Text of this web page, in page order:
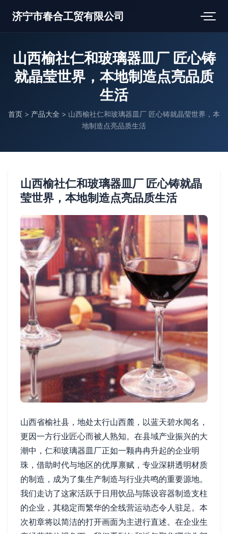
济宁市春合工贸有限公司
山西榆社仁和玻璃器皿厂 匠心铸
就晶莹世界，本地制造点亮品质
生活
首页 > 产品大全 > 山西榆社仁和玻璃器皿厂 匠心铸就晶莹世界，本
地制造点亮品质生活
山西榆社仁和玻璃器皿厂 匠心铸就晶
莹世界，本地制造点亮品质生活
山西省榆社县，地处太行山西麓，以蓝天碧水闻名，
更因一方行业匠心而被人熟知。在县域产业振兴的大
潮中，仁和玻璃器皿厂正如一颗冉冉升起的企业明
珠，借助时代与地区的优厚禀赋，专业深耕透明材质
的制造，成为了集生产制造与行业共鸣的重要源地。
我们走访了这家活跃于日用饮品与陈设容器制造支柱
的企业，其稳定而繁华的全线营运动态令人驻足。本
次初章将以简洁的打开画面为主进行直述。在企业生